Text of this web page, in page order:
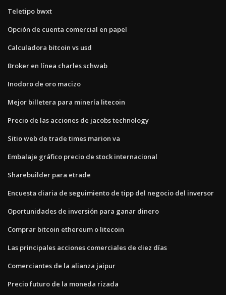
Teletipo bwxt
Opción de cuenta comercial en papel
Calculadora bitcoin vs usd
Broker en línea charles schwab
Inodoro de oro macizo
Mejor billetera para minería litecoin
Precio de las acciones de jacobs technology
Sitio web de trade times marion va
Embalaje gráfico precio de stock internacional
Sharebuilder para etrade
Encuesta diaria de seguimiento de tipp del negocio del inversor
Oportunidades de inversión para ganar dinero
Comprar bitcoin ethereum o litecoin
Las principales acciones comerciales de diez días
Comerciantes de la alianza jaipur
Precio futuro de la moneda rizada